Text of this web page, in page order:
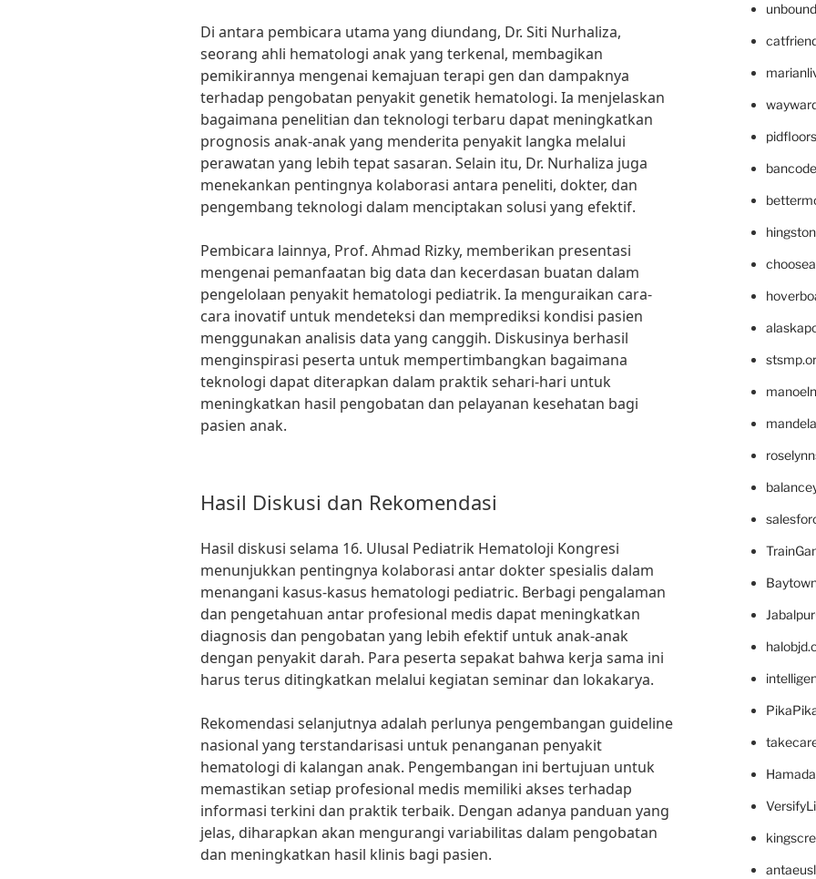
Di antara pembicara utama yang diundang, Dr. Siti Nurhaliza,
seorang ahli hematologi anak yang terkenal, membagikan
pemikirannya mengenai kemajuan terapi gen dan dampaknya
terhadap pengobatan penyakit genetik hematologi. Ia menjelaskan
bagaimana penelitian dan teknologi terbaru dapat meningkatkan
prognosis anak-anak yang menderita penyakit langka melalui
perawatan yang lebih tepat sasaran. Selain itu, Dr. Nurhaliza juga
menekankan pentingnya kolaborasi antara peneliti, dokter, dan
pengembang teknologi dalam menciptakan solusi yang efektif.
Pembicara lainnya, Prof. Ahmad Rizky, memberikan presentasi
mengenai pemanfaatan big data dan kecerdasan buatan dalam
pengelolaan penyakit hematologi pediatrik. Ia menguraikan cara-
cara inovatif untuk mendeteksi dan memprediksi kondisi pasien
menggunakan analisis data yang canggih. Diskusinya berhasil
menginspirasi peserta untuk mempertimbangkan bagaimana
teknologi dapat diterapkan dalam praktik sehari-hari untuk
meningkatkan hasil pengobatan dan pelayanan kesehatan bagi
pasien anak.
Hasil Diskusi dan Rekomendasi
Hasil diskusi selama 16. Ulusal Pediatrik Hematoloji Kongresi
menunjukkan pentingnya kolaborasi antar dokter spesialis dalam
menangani kasus-kasus hematologi pediatric. Berbagi pengalaman
dan pengetahuan antar profesional medis dapat meningkatkan
diagnosis dan pengobatan yang lebih efektif untuk anak-anak
dengan penyakit darah. Para peserta sepakat bahwa kerja sama ini
harus terus ditingkatkan melalui kegiatan seminar dan lokakarya.
Rekomendasi selanjutnya adalah perlunya pengembangan guideline
nasional yang terstandarisasi untuk penanganan penyakit
hematologi di kalangan anak. Pengembangan ini bertujuan untuk
memastikan setiap profesional medis memiliki akses terhadap
informasi terkini dan praktik terbaik. Dengan adanya panduan yang
jelas, diharapkan akan mengurangi variabilitas dalam pengobatan
dan meningkatkan hasil klinis bagi pasien.